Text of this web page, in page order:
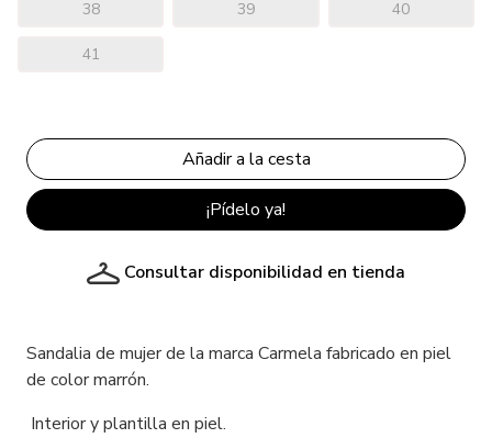
38 39 40
41
¡Pídelo ya!
Consultar disponibilidad en tienda
Sandalia de mujer de la marca Carmela fabricado en piel
de color marrón.
Interior y plantilla en piel.